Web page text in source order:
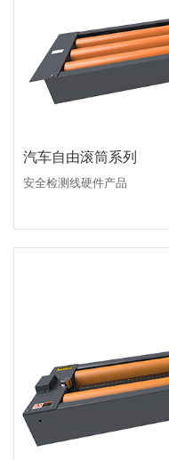
汽车自由滚筒系列
安全检测线硬件产品